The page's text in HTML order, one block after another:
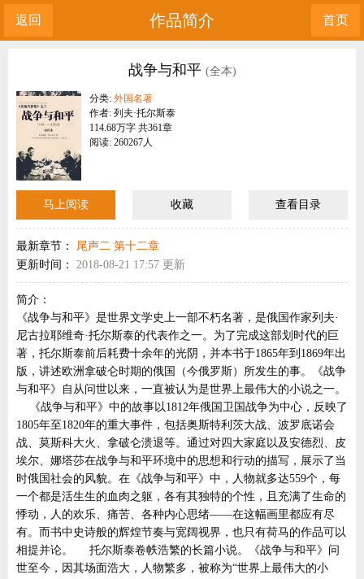
返回 首页
作品简介
战争与和平 (全本)
分类: 外国名著
作者: 列夫·托尔斯泰
114.68万字 共361章
阅读: 260267人
马上阅读 收藏 查看目录
最新章节： 尾声二 第十二章
更新时间： 2018-08-21 17:57 更新
简介：
《战争与和平》是世界文学史上一部不朽名著，是俄国作家列夫·
尼古拉耶维奇·托尔斯泰的代表作之一。为了完成这部划时代的巨
著，托尔斯泰前后耗费十余年的光阴，并本书于1865年到1869年出
版，讲述欧洲拿破仑时期的俄国（今俄罗斯）所发生的事。《战争
与和平》自从问世以来，一直被认为是世界上最伟大的小说之一。
《战争与和平》中的故事以1812年俄国卫国战争为中心，反映了
1805年至1820年的重大事件，包括奥斯特利茨大战、波罗底诺会
战、莫斯科大火、拿破仑溃退等。通过对四大家庭以及安德烈、皮
埃尔、娜塔莎在战争与和平环境中的思想和行动的描写，展示了当
时俄国社会的风貌。在《战争与和平》中，人物就多达559个，每
一个都是活生生的血肉之躯，各有其独特的个性，且充满了生命的
悸动，人的欢乐、痛苦、各种内心思绪——在这幅画里都应有尽
有。而书中史诗般的辉煌节奏与宽阔视界，也只有荷马的作品可以
相提并论。 托尔斯泰卷帙浩繁的长篇小说。《战争与和平》问
世至今，因其场面浩大，人物繁多，被称为“世界上最伟大的小